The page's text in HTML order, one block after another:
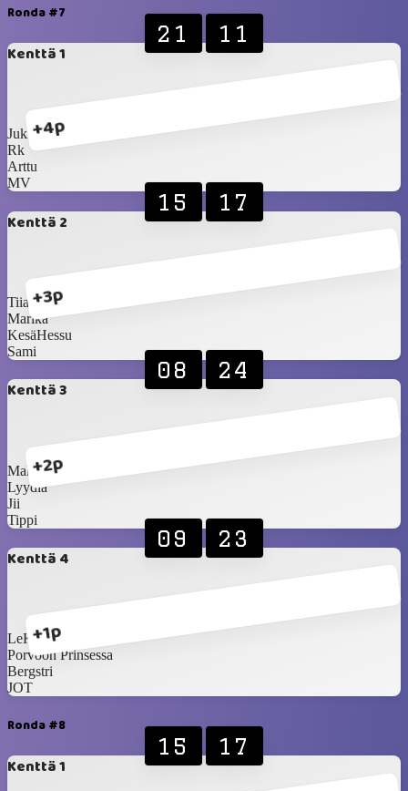
Ronda #7
Kenttä 1
+4p
21 11
Jukka Salama
Rk
Arttu
MV
Kenttä 2
+3p
15 17
Tiia
Marika
KesäHessu
Sami
Kenttä 3
+2p
08 24
Make
Lyydia
Jii
Tippi
Kenttä 4
+1p
09 23
LeKa
Porvoon Prinsessa
Bergstri
JOT
Ronda #8
Kenttä 1
15 17